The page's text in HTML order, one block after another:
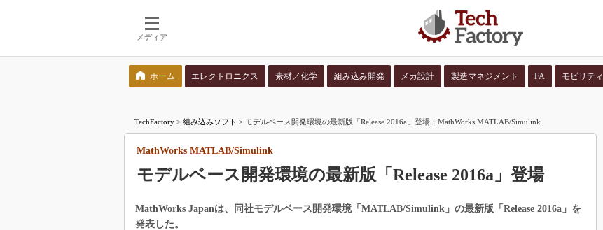
メディア
ホーム エレクトロニクス 素材／化学 組み込み開発 メカ設計 製造マネジメント FA モビリティ
TechFactory > 組み込みソフト > モデルベース開発環境の最新版「Release 2016a」登場：MathWorks MATLAB/Simulink
モデルベース開発環境の最新版「Release 2016a」登場
MathWorks MATLAB/Simulink
MathWorks Japanは、同社モデルベース開発環境「MATLAB/Simulink」の最新版「Release 2016a」を
発表した。